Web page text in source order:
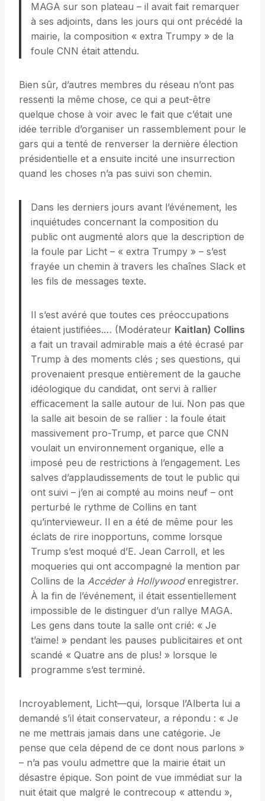
MAGA sur son plateau – il avait fait remarquer
à ses adjoints, dans les jours qui ont précédé la
mairie, la composition « extra Trumpy » de la
foule CNN était attendu.
Bien sûr, d’autres membres du réseau n’ont pas
ressenti la même chose, ce qui a peut-être
quelque chose à voir avec le fait que c’était une
idée terrible d’organiser un rassemblement pour le
gars qui a tenté de renverser la dernière élection
présidentielle et a ensuite incité une insurrection
quand les choses n’a pas suivi son chemin.
Dans les derniers jours avant l’événement, les
inquiétudes concernant la composition du
public ont augmenté alors que la description de
la foule par Licht – « extra Trumpy » – s’est
frayée un chemin à travers les chaînes Slack et
les fils de messages texte.
Il s’est avéré que toutes ces préoccupations
étaient justifiées.… (Modérateur Kaitlan) Collins
a fait un travail admirable mais a été écrasé par
Trump à des moments clés ; ses questions, qui
provenaient presque entièrement de la gauche
idéologique du candidat, ont servi à rallier
efficacement la salle autour de lui. Non pas que
la salle ait besoin de se rallier : la foule était
massivement pro-Trump, et parce que CNN
voulait un environnement organique, elle a
imposé peu de restrictions à l’engagement. Les
salves d’applaudissements de tout le public qui
ont suivi – j’en ai compté au moins neuf – ont
perturbé le rythme de Collins en tant
qu’intervieweur. Il en a été de même pour les
éclats de rire inopportuns, comme lorsque
Trump s’est moqué d’E. Jean Carroll, et les
moqueries qui ont accompagné la mention par
Collins de la Accéder à Hollywoodenregistrer.
À la fin de l’événement, il était essentiellement
impossible de le distinguer d’un rallye MAGA.
Les gens dans toute la salle ont crié: « Je
t’aime! » pendant les pauses publicitaires et ont
scandé « Quatre ans de plus! » lorsque le
programme s’est terminé.
Incroyablement, Licht—qui, lorsque l’Alberta lui a
demandé s’il était conservateur, a répondu : « Je
ne me mettrais jamais dans une catégorie. Je
pense que cela dépend de ce dont nous parlons »
– n’a pas voulu admettre que la mairie était un
désastre épique. Son point de vue immédiat sur la
nuit était que malgré le contrecoup « attendu »,